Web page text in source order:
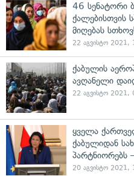
46 სენატორი
ქალებისთვის
მიღებას
22 აგვისტო 2021,
ქაბულის
ავღანელი
22 აგვისტო 2021,
ყველა
ქაბულიდან
პარტნიორებს
20 აგვისტო 2021,